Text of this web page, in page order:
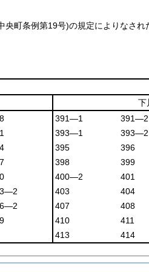
央町条例第19号)の規定によりなされ
下
391―1 391―2
393―1 393―2
395 396
398 399
400―2 401
403 404
407 408
410 411
413
414